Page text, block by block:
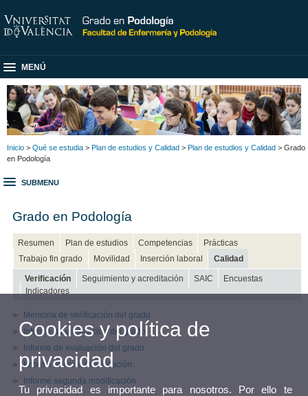
MENÚ
Inicio > Qué se estudia > Plan de estudios y Calidad > Plan de estudios y Calidad > Grado
en Podología
SUBMENU
Grado en Podología
Resumen Plan de estudios Competencias
Prácticas
Trabajo fin grado
Movilidad Inserción laboral Calidad
Verificación Seguimiento y acreditación SAIC
Encuestas
Indicadores
Memoria de verificación del grado
Informe de verificación del grado
Informe de evaluación del grado
Informe primera modificación
Informe segunda modificación
Cookies y política de
privacidad
Tu privacidad es importante para nosotros. Por ello te